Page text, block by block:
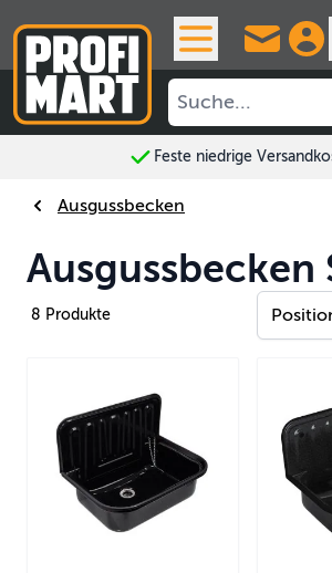
Feste niedrige
Ausgussbecken
Ausgussbecken
8 Produkte